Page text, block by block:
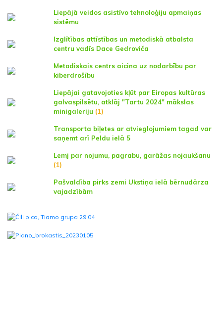
Liepājā veidos asistīvo tehnoloģiju apmaiņas
sistēmu
Izglītības attīstības un metodiskā atbalsta
centru vadīs Dace Gedroviča
Metodiskais centrs aicina uz nodarbību par
kiberdrošību
Liepājai gatavojoties kļūt par Eiropas kultūras
galvaspilsētu, atklāj "Tartu 2024" mākslas
minigaleriju (1)
Transporta biļetes ar atvieglojumiem tagad var
saņemt arī Peldu ielā 5
Lemj par nojumu, pagrabu, garāžas nojaukšanu
(1)
Pašvaldība pirks zemi Ukstiņa ielā bērnudārza
vajadzībām